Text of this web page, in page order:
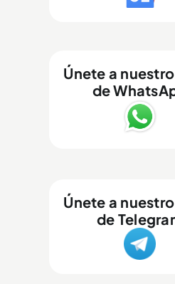
Únete a
de
Únete a
de